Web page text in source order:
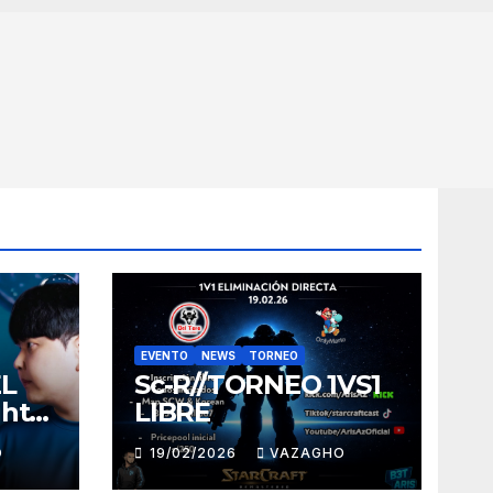
EVENTO NEWS TORNEO
Sc-R//TORNEO 1VS1
LIBRE
19/02/2026 VAZAGHO